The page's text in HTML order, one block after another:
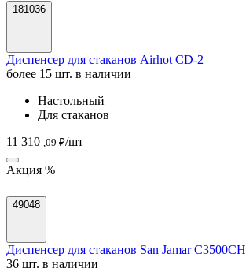
181036
Диспенсер для стаканов Airhot CD-2
более 15 шт. в наличии
Настольный
Для стаканов
11 310 ,09 ₽/шт
Акция %
49048
Диспенсер для стаканов San Jamar C3500CH
36 шт. в наличии